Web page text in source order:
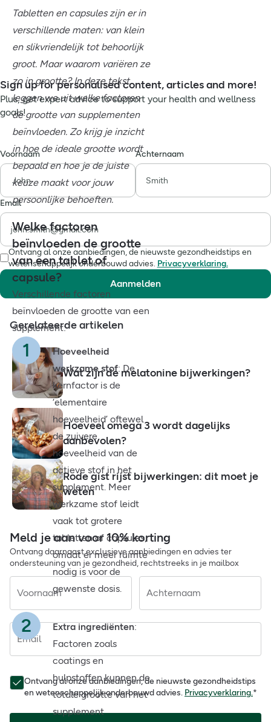
Tabletten en capsules zijn er in
verschillende maten: van klein
en slikvriendelijk tot behoorlijk
groot. Maar waarom variëren ze
zo in grootte? In deze tekst
leggen we uit welke factoren
de grootte van supplementen
beïnvloeden. Zo krijg je inzicht
in hoe de ideale grootte wordt
bepaald en hoe je de juiste
keuze maakt voor jouw
persoonlijke behoeften.
Welke factoren
beïnvloeden de grootte
van een tablet of
capsule?
Verschillende factoren
beïnvloeden de grootte van een
supplement:
Hoeveelheid
werkzame stof: De
kernfactor is de
‘elementaire
hoeveelheid’ oftewel
de zuivere
hoeveelheid van de
actieve stof in het
supplement. Meer
werkzame stof leidt
vaak tot grotere
tabletten of capsules,
omdat er meer ruimte
nodig is voor de
gewenste dosis.
Extra ingrediënten:
Factoren zoals
coatings en
hulpstoffen kunnen de
totale grootte van het
supplement
Sign up for personalised content, articles and more!
Plus, get expert advice to support your health and wellness
goals!
Voornaam Achternaam
Email
Ontvang al onze aanbiedingen, de nieuwste gezondheidstips en
wetenschappelijk onderbouwd advies. Privacyverklaring.
Aanmelden
Gerelateerde artikelen
Wat zijn de melatonine bijwerkingen?
Hoeveel omega 3 wordt dagelijks
aanbevolen?
Rode gist rijst bijwerkingen: dit moet je
weten
Meld je aan voor 10% korting
Ontvang daarnaast exclusieve aanbiedingen en advies ter
ondersteuning van je gezondheid, rechtstreeks in je mailbox
Voornaam Achternaam
Email
Ontvang al onze aanbiedingen, de nieuwste gezondheidstips
en wetenschappelijk onderbouwd advies. Privacyverklaring.*